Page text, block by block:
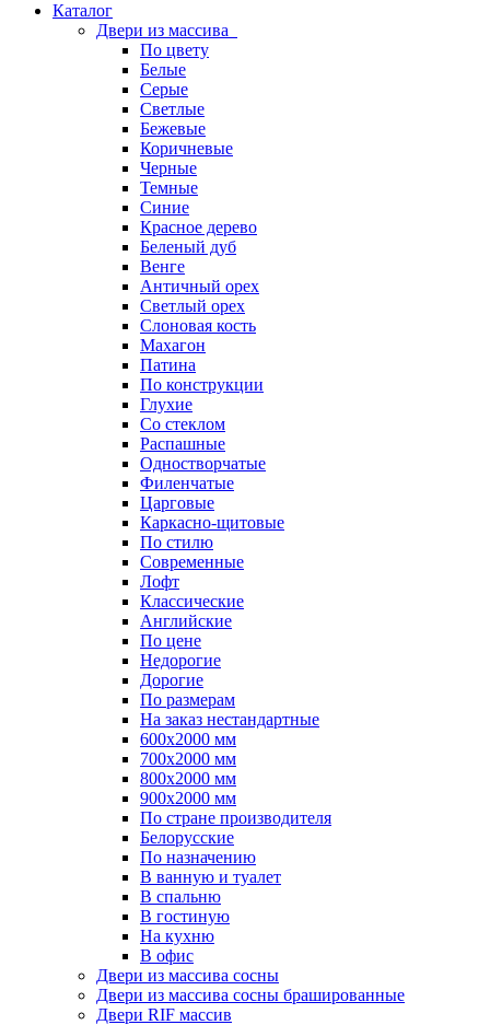
Каталог
Двери из массива
По цвету
Белые
Серые
Светлые
Бежевые
Коричневые
Черные
Темные
Синие
Красное дерево
Беленый дуб
Венге
Античный орех
Светлый орех
Слоновая кость
Махагон
Патина
По конструкции
Глухие
Со стеклом
Распашные
Одностворчатые
Филенчатые
Царговые
Каркасно-щитовые
По стилю
Современные
Лофт
Классические
Английские
По цене
Недорогие
Дорогие
По размерам
На заказ нестандартные
600х2000 мм
700х2000 мм
800х2000 мм
900х2000 мм
По стране производителя
Белорусские
По назначению
В ванную и туалет
В спальню
В гостиную
На кухню
В офис
Двери из массива сосны
Двери из массива сосны брашированные
Двери RIF массив